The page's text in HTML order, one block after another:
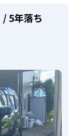
/ 5年落ち